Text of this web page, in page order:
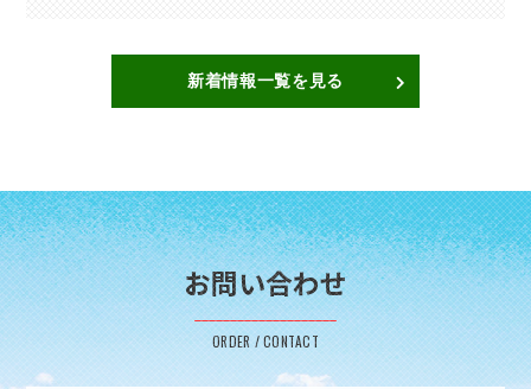
新着情報一覧を見る
お問い合わせ
ORDER / CONTACT